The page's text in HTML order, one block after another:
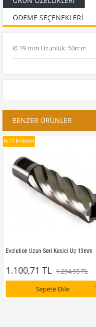
ÖDEME SEÇENEKLERI
Ø 19 mm Uzunluk: 50mm
BENZER ÜRÜNLER
Evolution Uzun Seri Kesici Uç 13mm
1.100,71 TL 1.294,95 TL
Sepete Ekle
İndirim